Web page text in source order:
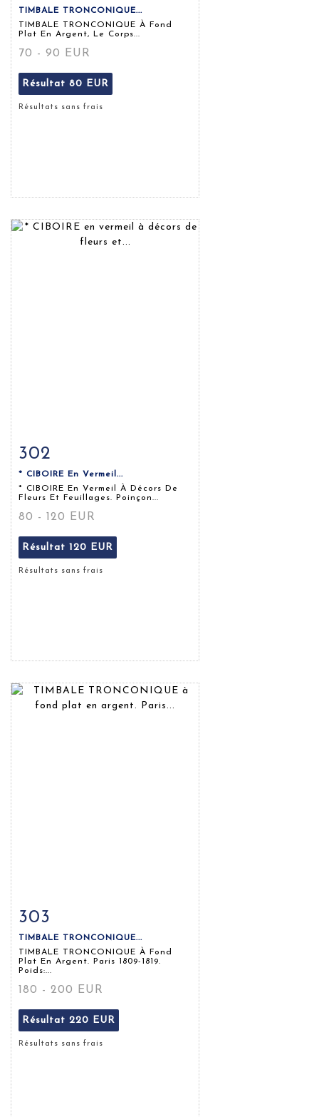
TIMBALE TRONCONIQUE...
TIMBALE TRONCONIQUE À Fond
Plat En Argent, Le Corps...
70 - 90 EUR
Résultat 80 EUR
Résultats sans frais
Fiche détaillée
302
* CIBOIRE En Vermeil...
* CIBOIRE En Vermeil À Décors De
Fleurs Et Feuillages. Poinçon...
80 - 120 EUR
Résultat 120 EUR
Résultats sans frais
Fiche détaillée
303
TIMBALE TRONCONIQUE...
TIMBALE TRONCONIQUE À Fond
Plat En Argent. Paris 1809-1819.
Poids:...
180 - 200 EUR
Résultat 220 EUR
Résultats sans frais